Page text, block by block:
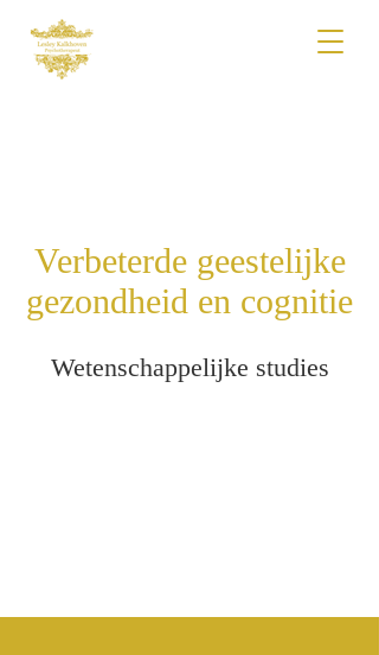
Verbeterde geestelijke
gezondheid en cognitie
Wetenschappelijke studies